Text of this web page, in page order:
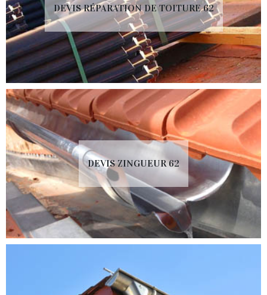
DEVIS RÉPARATION DE TOITURE 62
DEVIS ZINGUEUR 62